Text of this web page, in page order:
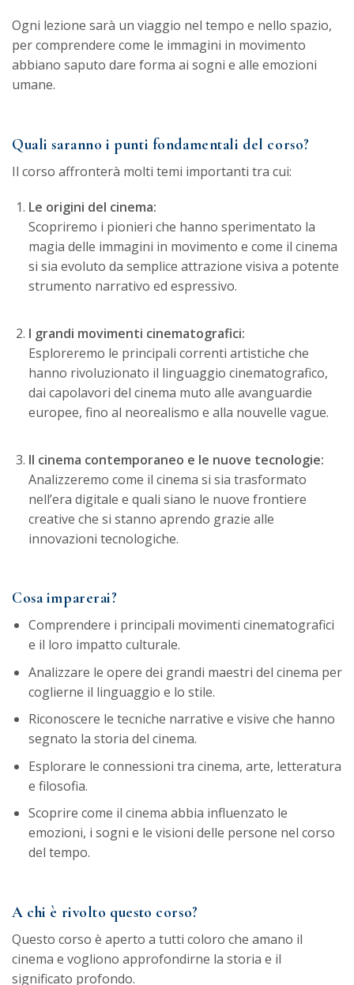
Ogni lezione sarà un viaggio nel tempo e nello spazio,
per comprendere come le immagini in movimento
abbiano saputo dare forma ai sogni e alle emozioni
umane.
Quali saranno i punti fondamentali del corso?
Il corso affronterà molti temi importanti tra cui:
Le origini del cinema:
Scopriremo i pionieri che hanno sperimentato la
magia delle immagini in movimento e come il cinema
si sia evoluto da semplice attrazione visiva a potente
strumento narrativo ed espressivo.
I grandi movimenti cinematografici:
Esploreremo le principali correnti artistiche che
hanno rivoluzionato il linguaggio cinematografico,
dai capolavori del cinema muto alle avanguardie
europee, fino al neorealismo e alla nouvelle vague.
Il cinema contemporaneo e le nuove tecnologie:
Analizzeremo come il cinema si sia trasformato
nell’era digitale e quali siano le nuove frontiere
creative che si stanno aprendo grazie alle
innovazioni tecnologiche.
Cosa imparerai?
Comprendere i principali movimenti cinematografici
e il loro impatto culturale.
Analizzare le opere dei grandi maestri del cinema per
coglierne il linguaggio e lo stile.
Riconoscere le tecniche narrative e visive che hanno
segnato la storia del cinema.
Esplorare le connessioni tra cinema, arte, letteratura
e filosofia.
Scoprire come il cinema abbia influenzato le
emozioni, i sogni e le visioni delle persone nel corso
del tempo.
A chi è rivolto questo corso?
Questo corso è aperto a tutti coloro che amano il
cinema e vogliono approfondirne la storia e il
significato profondo.